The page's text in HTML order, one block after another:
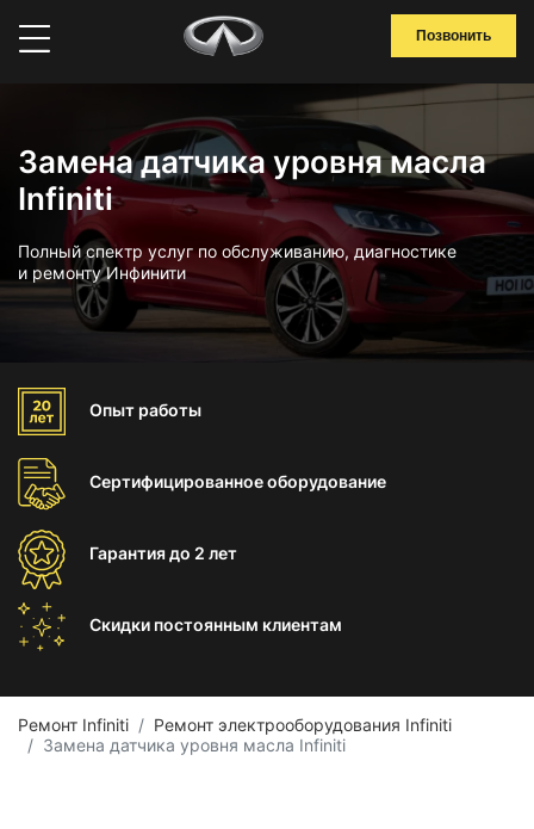
Позвонить
Замена датчика уровня масла
Infiniti
Полный спектр услуг по обслуживанию, диагностике
и ремонту Инфинити
Опыт работы
Сертифицированноеоборудование
Гарантиядо 2 лет
Скидки постоянным клиентам
Ремонт Infiniti
Ремонт электрооборудования Infiniti
Замена датчика уровня масла Infiniti